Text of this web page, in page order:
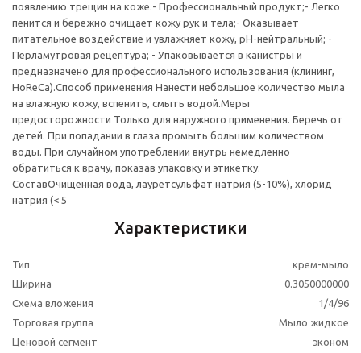
появлению трещин на коже.- Профессиональный продукт;- Легко
пенится и бережно очищает кожу рук и тела;- Оказывает
питательное воздействие и увлажняет кожу, рН-нейтральный; -
Перламутровая рецептура; - Упаковывается в канистры и
предназначено для профессионального использования (клининг,
HoReCа).Способ применения Нанести небольшое количество мыла
на влажную кожу, вспенить, смыть водой.Меры
предосторожности Только для наружного применения. Беречь от
детей. При попадании в глаза промыть большим количеством
воды. При случайном употреблении внутрь немедленно
обратиться к врачу, показав упаковку и этикетку.
СоставОчищенная вода, лауретсульфат натрия (5-10%), хлорид
натрия (< 5
Характеристики
Тип
крем-мыло
Ширина
0.3050000000
Схема вложения
1/4/96
Торговая группа
Мыло жидкое
Ценовой сегмент
эконом